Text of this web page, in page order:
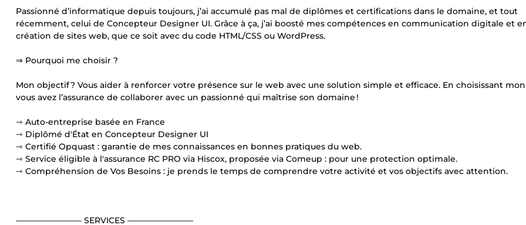
Passionné d’informatique depuis toujours, j’ai accumulé pas mal de diplômes et certifications dans le domaine, et tout
récemment, celui de Concepteur Designer UI. Grâce à ça, j’ai boosté mes compétences en communication digitale et
création de sites web, que ce soit avec du code HTML/CSS ou WordPress.
⇒ Pourquoi me choisir ?
Mon objectif ? Vous aider à renforcer votre présence sur le web avec une solution simple et efficace. En choisissant
vous avez l’assurance de collaborer avec un passionné qui maîtrise son domaine !
⇾ Auto-entreprise basée en France
⇾ Diplômé d'État en Concepteur Designer UI
⇾ Certifié Opquast : garantie de mes connaissances en bonnes pratiques du web.
⇾ Service éligible à l'assurance RC PRO via Hiscox, proposée via Comeup : pour une protection optimale.
⇾ Compréhension de Vos Besoins : je prends le temps de comprendre votre activité et vos objectifs avec attention.
———————— SERVICES ————————